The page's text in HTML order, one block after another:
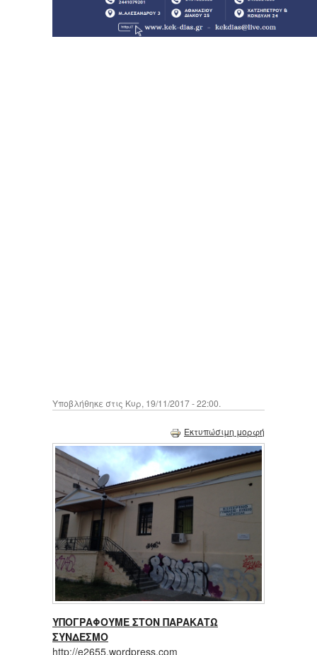
Υποβλήθηκε στις Κυρ, 19/11/2017 - 22:00.
Εκτυπώσιμη μορφή
ΥΠΟΓΡΑΦΟΥΜΕ ΣΤΟΝ ΠΑΡΑΚΑΤΩ
ΣΥΝΔΕΣΜΟ
http://e2655.wordpress.com